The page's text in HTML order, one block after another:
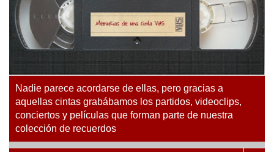
Nadie parece acordarse de ellas, pero gracias a
aquellas cintas grabábamos los partidos, videoclips,
conciertos y películas que forman parte de nuestra
colección de recuerdos